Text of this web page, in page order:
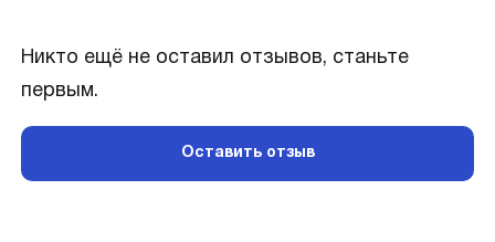
Никто ещё не оставил отзывов, станьте
первым.
Оставить отзыв